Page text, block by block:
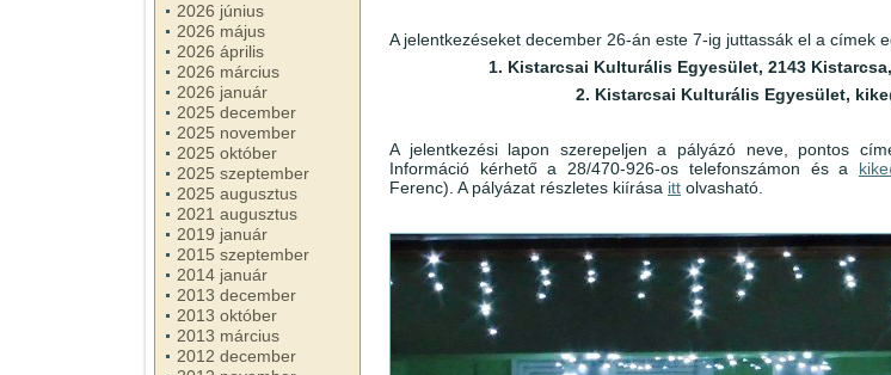
2026 június
2026 május
2026 április
2026 március
2026 január
2025 december
2025 november
2025 október
2025 szeptember
2025 augusztus
2021 augusztus
2019 január
2015 szeptember
2014 január
2013 december
2013 október
2013 március
2012 december
A jelentkezéseket december 26-án este 7-ig juttassák el a címek
1. Kistarcsai Kulturális Egyesület, 2143
2. Kistarcsai Kulturális Egyesület,
A jelentkezési lapon szerepeljen a pályázó neve, pontos
Információ kérhető a 28/470-926-os telefonszámon és a
Ferenc). A pályázat részletes kiírása itt olvasható.